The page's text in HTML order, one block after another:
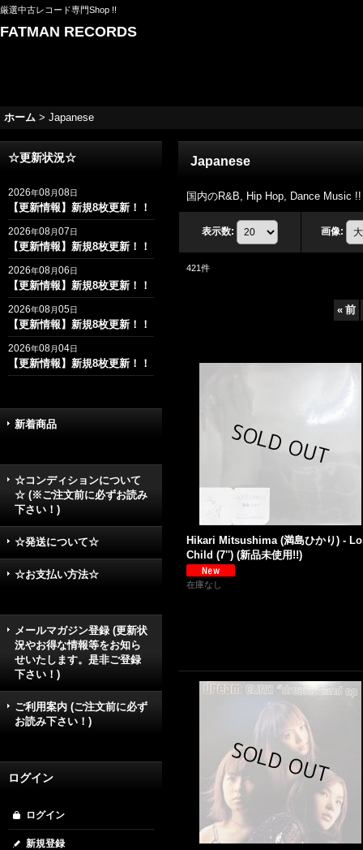
厳選中古レコード専門Shop !!
FATMAN RECORDS
ホーム > Japanese
☆更新状況☆
2026年08月08日
【更新情報】新規8枚更新！！
2026年08月07日
【更新情報】新規8枚更新！！
2026年08月06日
【更新情報】新規8枚更新！！
2026年08月05日
【更新情報】新規8枚更新！！
2026年08月04日
【更新情報】新規8枚更新！！
新着商品
☆コンディションについて
☆ (※ご注文前に必ずお読み
下さい！)
☆発送について☆
☆お支払い方法☆
メールマガジン登録 (更新状
況やお得な情報等をお知ら
せいたします。是非ご登録
下さい！)
ご利用案内 (ご注文前に必ず
お読み下さい！)
ログイン
ログイン
新規登録
Japanese
国内のR&B, Hip Hop, Dance Music !!
表示数: 画像:
421件
« 前
Hikari Mitsushima (満島ひかり) -
Child (7'') (新品未使用!!)
在庫なし